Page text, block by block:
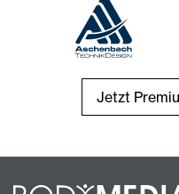
Jetzt